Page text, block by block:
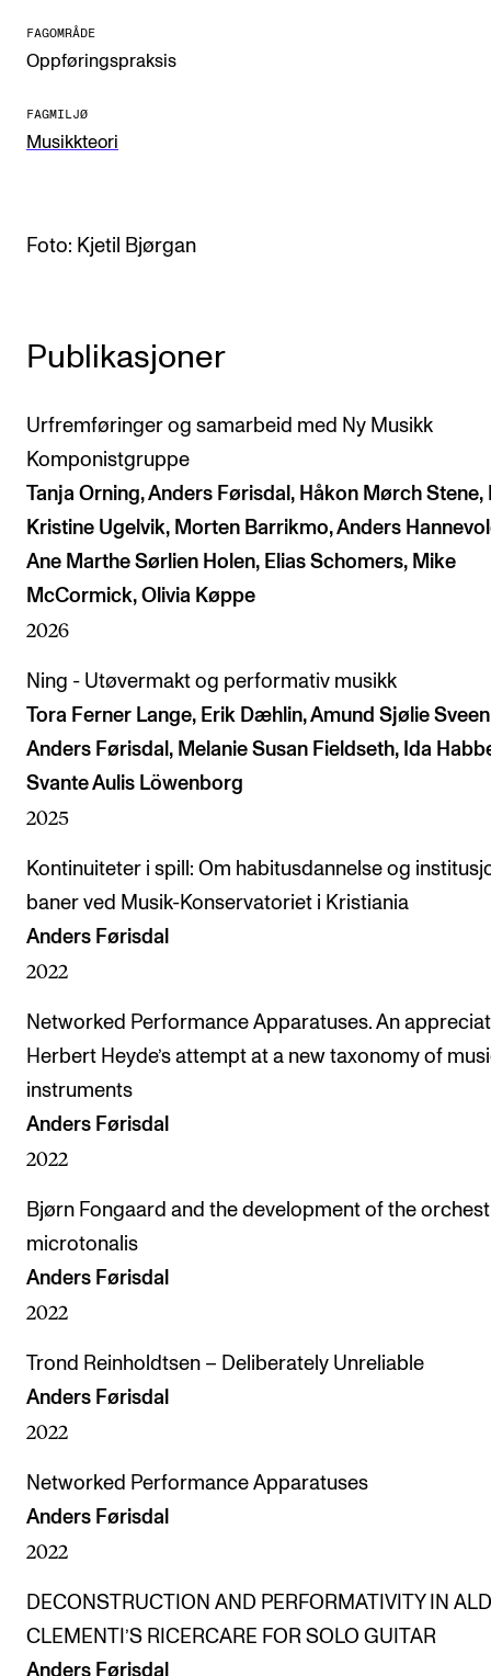
Samarbeidsprosjekter
IN.TUNE
Arrangementer og konserter
Om Norges musikkhøgskole
Kontakt oss
Finn ansatte
FAGOMRÅDE
Oppføringspraksis
FAGMILJØ
Musikkteori
Foto: Kjetil Bjørgan
Publikasjoner
Urfremføringer og samarbeid med Ny Musikk
Komponistgruppe
Tanja Orning, Anders Førisdal, Håkon Mørch Stene,
Kristine Ugelvik, Morten Barrikmo, Anders
Ane Marthe Sørlien Holen, Elias Schomers, Mike
McCormick, Olivia Køppe
2026
Ning - Utøvermakt og performativ musikk
Tora Ferner Lange, Erik Dæhlin, Amund Sjølie
Anders Førisdal, Melanie Susan Fieldseth, Ida
Svante Aulis Löwenborg
2025
Kontinuiteter i spill: Om habitusdannelse og
baner ved Musik-Konservatoriet i Kristiania
Anders Førisdal
2022
Networked Performance Apparatuses. An
Herbert Heyde’s attempt at a new taxonomy of
instruments
Anders Førisdal
2022
Bjørn Fongaard and the development of the
microtonalis
Anders Førisdal
2022
Trond Reinholdtsen – Deliberately Unreliable
Anders Førisdal
2022
Networked Performance Apparatuses
Anders Førisdal
2022
DECONSTRUCTION AND PERFORMATIVITY IN
CLEMENTI’S RICERCARE FOR SOLO GUITAR
Anders Førisdal